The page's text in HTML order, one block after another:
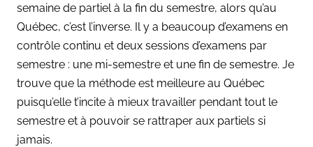
semaine de partiel à la fin du semestre, alors qu’au
Québec, c’est l’inverse. Il y a beaucoup d’examens en
contrôle continu et deux sessions d’examens par
semestre : une mi-semestre et une fin de semestre. Je
trouve que la méthode est meilleure au Québec
puisqu’elle t’incite à mieux travailler pendant tout le
semestre et à pouvoir se rattraper aux partiels si
jamais.